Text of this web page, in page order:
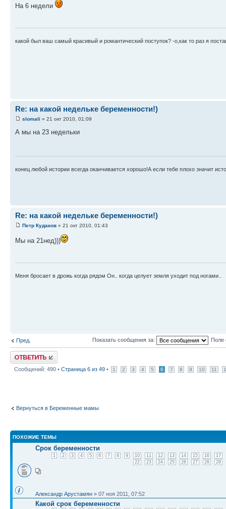
На 6 недели
какой был ваш самый красивый и романтический поступок? -о,как то раз я
Re: на какой недельке беременности!)
slomali » 21 окт 2010, 01:09
А мы на 23 недельки
конец любой истории всегда оканчивается хорошо!А если тебе плохо значит
Re: на какой недельке беременности!)
Петр Кудаков » 21 окт 2010, 01:43
Мы на 21нед)))
Меня бросает в дрожь когда рядом Он.. когда целует земля уходит под ногами..
Пред. Показать сообщения за: Поле
Ответить
Сообщений: 490 • Страница 6 из 49 • 1 2 3 4 5 6 7 8 9 10 11
Вернуться в Беременные мамы
ПОХОЖИЕ ТЕМЫ
Срок беременности
1 2 3 4 5 6 7 8 9 10 11 12 13 14 15 16
17
22
23 24 25 26 27 28 29
Александр Арустамян » 07 ноя 2011, 07:52
Какой срок беременности